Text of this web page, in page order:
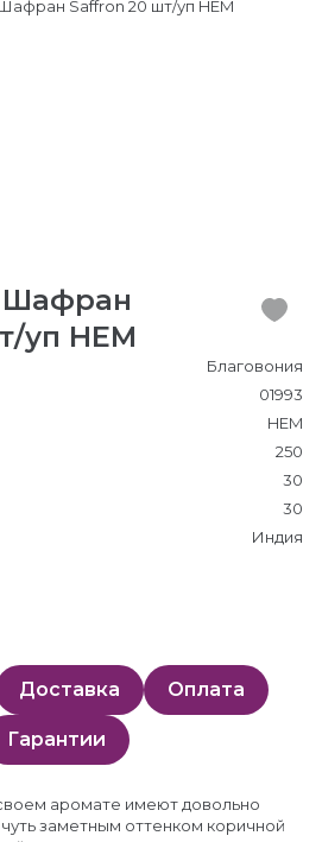
Шафран
уп HEM
Благовония
01993
HEM
250
30
30
Индия
Доставка Оплата
Гарантии
аромате имеют довольно
заметным оттенком коричной